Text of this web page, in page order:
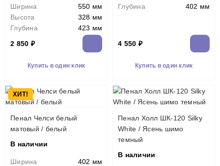
Ширина
550 мм
Высота
328 мм
Глубина
423 мм
2 850 ₽
Купить в один клик
Глубина
402 мм
4 550 ₽
Купить в один клик
ХИТ!
Пенал Челси белый
матовый / белый
В наличии
Ширина
402 мм
Пенал Холл ШК-120 Silky
White / Ясень шимо
темный
В наличии